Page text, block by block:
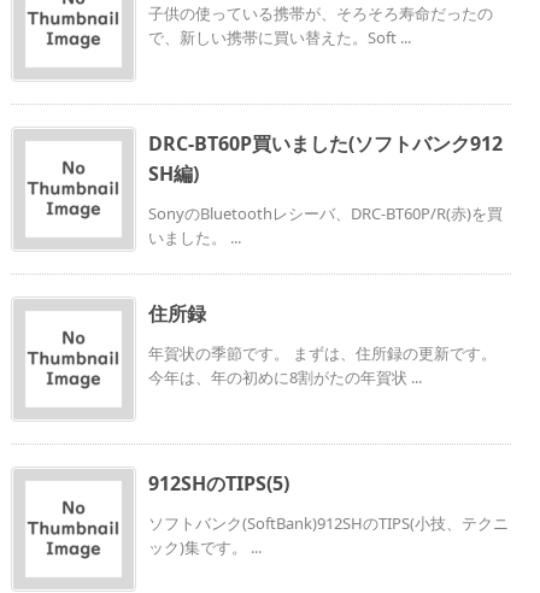
子供の使っている携帯が、そろそろ寿命だったの
で、新しい携帯に買い替えた。Soft ...
DRC-BT60P買いました(ソフトバンク912
SH編)
SonyのBluetoothレシーバ、DRC-BT60P/R(赤)を買
いました。 ...
住所録
年賀状の季節です。 まずは、住所録の更新です。
今年は、年の初めに8割がたの年賀状 ...
912SHのTIPS(5)
ソフトバンク(SoftBank)912SHのTIPS(小技、テクニ
ック)集です。 ...